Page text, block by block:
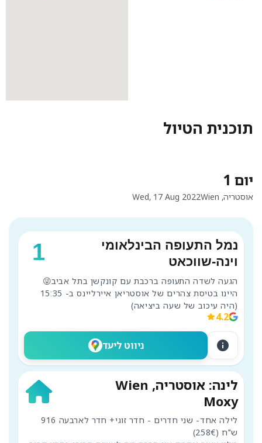
תוכנית הטיול
יום 1
Wed, 17 Aug 2022 אוסטריה, Wien
1
נמל התעופה הבינלאומי
וינה-שווכאט
(היה עיכוב של שעה ביציאה)
4.2
ניווט ליעד info
לינה: אוסטריה, Wien
Moxy
לילה אחד- שני חדרים - חדר זוגי+ חדר לארבעה 916